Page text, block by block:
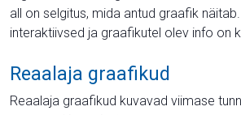
all on selgitus, mida antud graafik
interaktiivsed ja graafikutel olev info on
Reaalaja graafikud
Reaalaja graafikud kuvavad viimase